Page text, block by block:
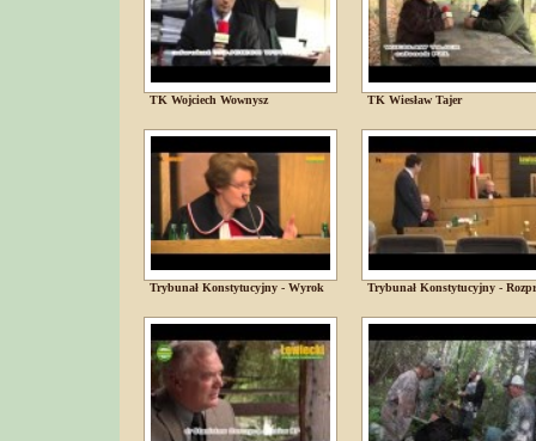
TK Wojciech Wownysz TK Wiesław Tajer
Trybunał Konstytucyjny - Wyrok Trybunał Konstytucyjny -